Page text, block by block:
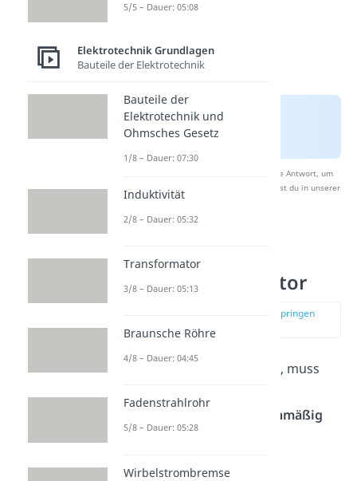
Nach Beantwortung speichern wir deine Antwort, um
Studyflix zu verbessern. Mehr dazu erfährst du in unserer
Ladung
Plattenkondensator
zur Stelle im Video springen
(02:37)
Da das E-Feld
ist, muss
gleichmäßig
verteilt
5/5 – Dauer: 05:08
Elektrotechnik Grundlagen
Bauteile der Elektrotechnik
Bauteile der
Elektrotechnik und
Ohmsches Gesetz
1/8 – Dauer: 07:30
Induktivität
2/8 – Dauer: 05:32
Transformator
3/8 – Dauer: 05:13
Braunsche Röhre
4/8 – Dauer: 04:45
Fadenstrahlrohr
5/8 – Dauer: 05:28
Wirbelstrombremse